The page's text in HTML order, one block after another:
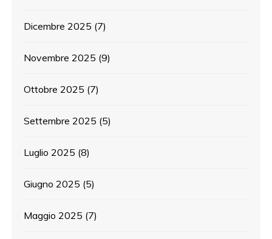
Dicembre 2025 (7)
Novembre 2025 (9)
Ottobre 2025 (7)
Settembre 2025 (5)
Luglio 2025 (8)
Giugno 2025 (5)
Maggio 2025 (7)